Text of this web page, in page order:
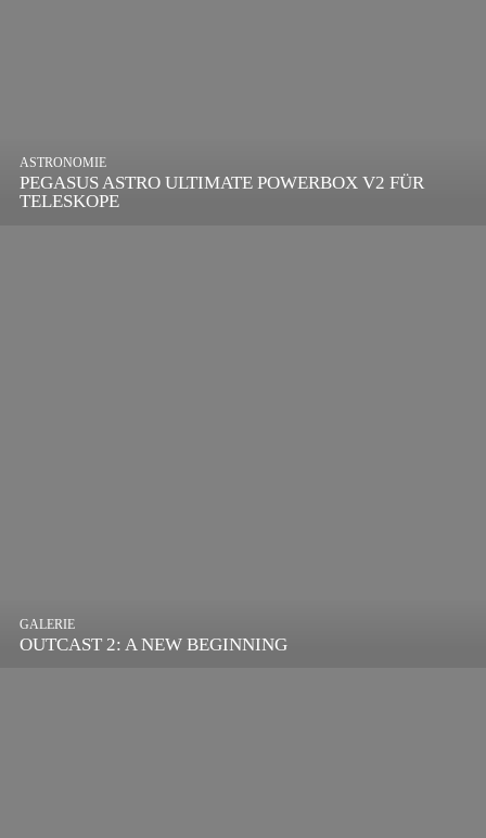
PEGASUS ASTRO ULTIMATE POWERBOX V2 FÜR
TELESKOPE
ASTRONOMIE
OUTCAST 2: A NEW BEGINNING
GALERIE